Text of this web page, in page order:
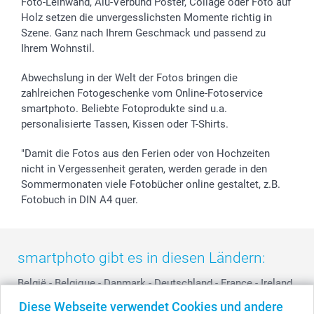
Diese Webseite verwendet Cookies und andere
Geschenk-Gutscheine (PDF)
Partnerprogramme
Investor Relations
B2B smartbusiness
Widerrufsrecht
Hochzeit
Geburtstag
Geburt
Zu allen Anlässen
72h Lieferung
Zahlungsmöglichkeiten
Sitemap
Status der Bestellung
smartfriends
smartgarantie
smartbonus
Holz setzen die unvergesslichsten Momente richtig in
Szene. Ganz nach Ihrem Geschmack und passend zu
Ihrem Wohnstil.
Abwechslung in der Welt der Fotos bringen die
zahlreichen Fotogeschenke vom Online-Fotoservice
smartphoto. Beliebte Fotoprodukte sind u.a.
personalisierte Tassen, Kissen oder T-Shirts.
"Damit die Fotos aus den Ferien oder von Hochzeiten
nicht in Vergessenheit geraten, werden gerade in den
Sommermonaten viele Fotobücher online gestaltet, z.B.
Fotobuch in DIN A4 quer.
smartphoto gibt es in diesen Ländern:
België - Belgique - Danmark - Deutschland - France - Ireland
- Nederland - Norge - Österreich - Schweiz Suisse -